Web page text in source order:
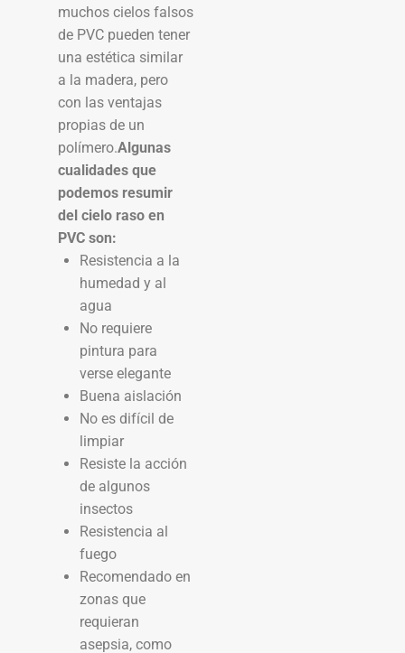
muchos cielos falsos
de PVC pueden tener
una estética similar
a la madera, pero
con las ventajas
propias de un
polímero.Algunas
cualidades que
podemos resumir
del cielo raso en
PVC son:
Resistencia a la
humedad y al
agua
No requiere
pintura para
verse elegante
Buena aislación
No es difícil de
limpiar
Resiste la acción
de algunos
insectos
Resistencia al
fuego
Recomendado en
zonas que
requieran
asepsia, como